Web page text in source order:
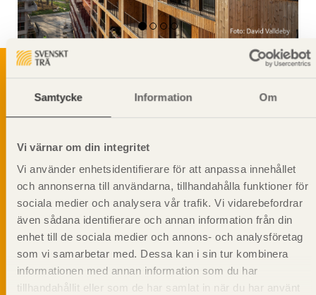
Samtycke Information Om
Vi värnar om din integritet
Vi använder enhetsidentifierare för att anpassa innehållet
och annonserna till användarna, tillhandahålla funktioner för
sociala medier och analysera vår trafik. Vi vidarebefordrar
även sådana identifierare och annan information från din
enhet till de sociala medier och annons- och analysföretag
som vi samarbetar med. Dessa kan i sin tur kombinera
informationen med annan information som du har
tillhandahållit eller som de har samlat in när du har använt
beskriva träprodukter och deras unika
egenskaper.
Dela på
Prenumerera på Svenskt Träs